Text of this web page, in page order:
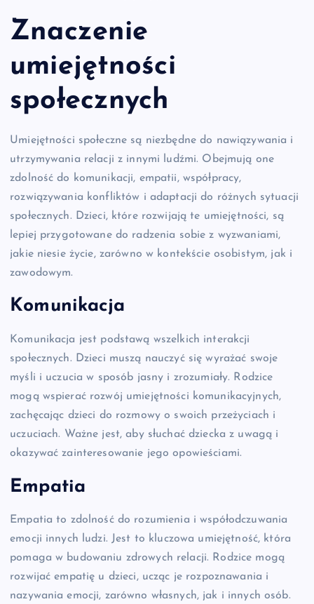
Znaczenie
umiejętności
społecznych
Umiejętności społeczne są niezbędne do nawiązywania i
utrzymywania relacji z innymi ludźmi. Obejmują one
zdolność do komunikacji, empatii, współpracy,
rozwiązywania konfliktów i adaptacji do różnych sytuacji
społecznych. Dzieci, które rozwijają te umiejętności, są
lepiej przygotowane do radzenia sobie z wyzwaniami,
jakie niesie życie, zarówno w kontekście osobistym, jak i
zawodowym.
Komunikacja
Komunikacja jest podstawą wszelkich interakcji
społecznych. Dzieci muszą nauczyć się wyrażać swoje
myśli i uczucia w sposób jasny i zrozumiały. Rodzice
mogą wspierać rozwój umiejętności komunikacyjnych,
zachęcając dzieci do rozmowy o swoich przeżyciach i
uczuciach. Ważne jest, aby słuchać dziecka z uwagą i
okazywać zainteresowanie jego opowieściami.
Empatia
Empatia to zdolność do rozumienia i współodczuwania
emocji innych ludzi. Jest to kluczowa umiejętność, która
pomaga w budowaniu zdrowych relacji. Rodzice mogą
rozwijać empatię u dzieci, ucząc je rozpoznawania i
nazywania emocji, zarówno własnych, jak i innych osób.